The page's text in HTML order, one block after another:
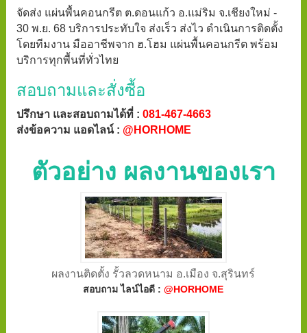
จัดส่ง แผ่นพื้นคอนกรีต ต.ดอนแก้ว อ.แม่ริม จ.เชียงใหม่ -
30 พ.ย. 68 บริการประทับใจ ส่งเร็ว ส่งไว ดำเนินการติดตั้ง
โดยทีมงาน มืออาชีพจาก ฮ.โฮม แผ่นพื้นคอนกรีต พร้อม
บริการทุกพื้นที่ทั่วไทย
สอบถามและสั่งซื้อ
ปรึกษา และสอบถามได้ที่ : 081-467-4663
ส่งข้อความ แอดไลน์ : @HORHOME
ตัวอย่าง ผลงานของเรา
ผลงานติดตั้ง รั้วลวดหนาม อ.เมือง จ.สุรินทร์
สอบถาม ไลน์ไอดี :@HORHOME